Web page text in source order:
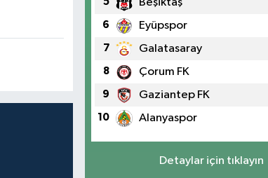
6 Eyüpspor
7 Galatasaray
8 Çorum FK
9 Gaziantep FK
10 Alanyaspor
Detaylar için tıklayın